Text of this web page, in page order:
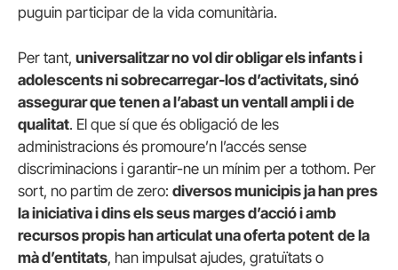
puguin participar de la vida comunitària.
Per tant, universalitzar no vol dir obligar els infants i
adolescents ni sobrecarregar-los d’activitats, sinó
assegurar que tenen a l’abast un ventall ampli i de
qualitat. El que sí que és obligació de les
administracions és promoure’n l’accés sense
discriminacions i garantir-ne un mínim per a tothom. Per
sort, no partim de zero: diversos municipis ja han pres
la iniciativa i dins els seus marges d’acció i amb
recursos propis han articulat una oferta potent de la
mà d’entitats, han impulsat ajudes, gratuïtats o